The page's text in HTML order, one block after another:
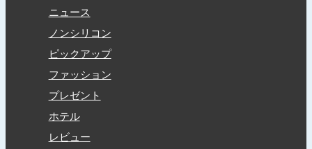
ニュース
ノンシリコン
ピックアップ
ファッション
プレゼント
ホテル
レビュー